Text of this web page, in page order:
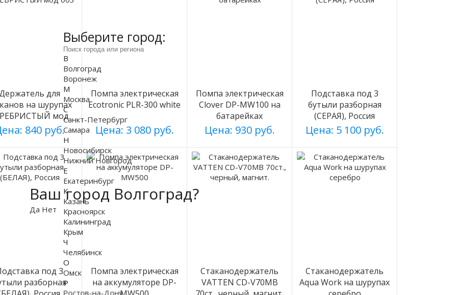
для
на шурупах
мод
003
840 руб.
Помпа электрическая
Ecotronic PLR-300 white
Цена: 3 080 руб.
Помпа электрическая
Clover DP-MW100 на
батарейках
Цена: 930 руб.
Подставка под 3
бутыли разборная
(СЕРАЯ), Россия
Цена: 5 100 руб.
под 3
разборная
Помпа электрическая
на аккумуляторе DP-
Стаканодержатель
VATTEN CD-V70MB
Стаканодержатель
Aqua Work на шурупах
Ваш город Волгоград?
Да Нет
Выберите город:
В
Волгоград
Воронеж
М
Москва
С
Санкт-Петербург
Самара
Н
Новосибирск
Нижний Новгород
Е
Екатеринбург
К
Казань
Красноярск
Калининград
Крым
Ч
Челябинск
О
Омск
Р
Ростов-на-Дону